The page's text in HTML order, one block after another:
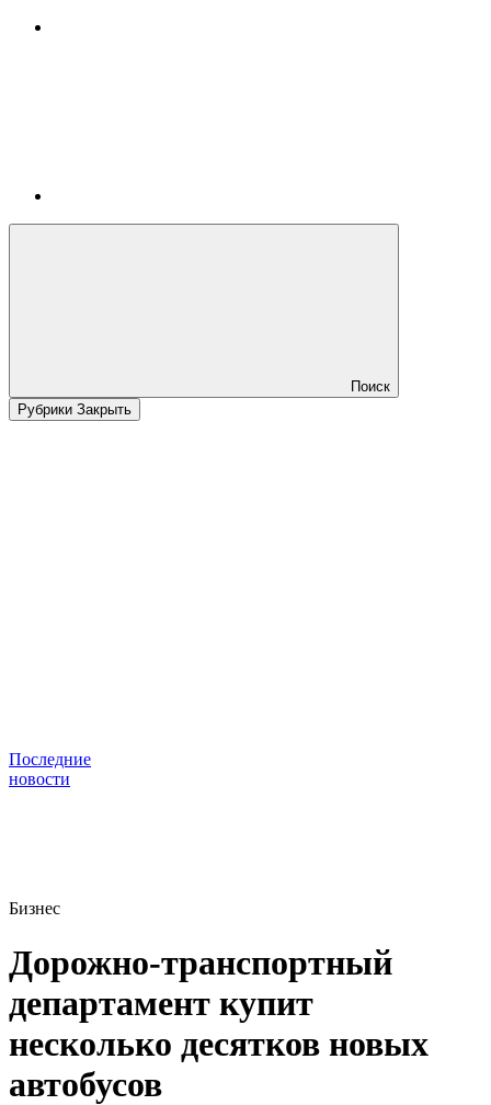
Поиск
Рубрики Закрыть
Последние
новости
Бизнес
Дорожно-транспортный
департамент купит
несколько десятков новых
автобусов